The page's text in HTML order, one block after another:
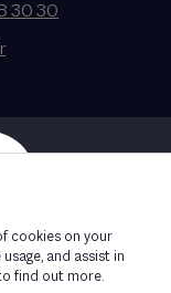
30 30
cookies on your
and assist in
find out more.